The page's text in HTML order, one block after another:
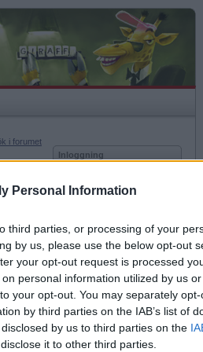
Personal Information
third parties, or processing of your
by us, please use the below opt-out
your opt-out request is processed
personal information utilized by us
your opt-out. You may separately
by third parties on the IAB’s list of
by us to third parties on the
it to other third parties.
i forumet
sida »
05 20:24
Inloggning
Kom ihåg mig
Glömt ditt lösenord?
Få ny aktiveringslänk
Betapet är gratis!